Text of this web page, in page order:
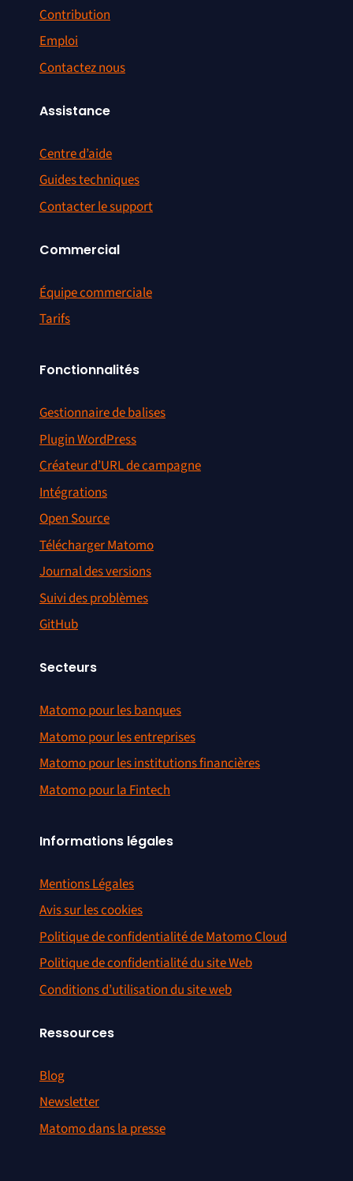
Contribution
Emploi
Contactez nous
Assistance
Centre d’aide
Guides techniques
Contacter le support
Commercial
Équipe commerciale
Tarifs
Fonctionnalités
Gestionnaire de balises
Plugin WordPress
Créateur d’URL de campagne
Intégrations
Open Source
Télécharger Matomo
Journal des versions
Suivi des problèmes
GitHub
Secteurs
Matomo pour les banques
Matomo pour les entreprises
Matomo pour les institutions financières
Matomo pour la Fintech
Informations légales
Mentions Légales
Avis sur les cookies
Politique de confidentialité de Matomo Cloud
Politique de confidentialité du site Web
Conditions d’utilisation du site web
Ressources
Blog
Newsletter
Matomo dans la presse